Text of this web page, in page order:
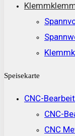
Speisekarte
CNC-
CNC-
CNC